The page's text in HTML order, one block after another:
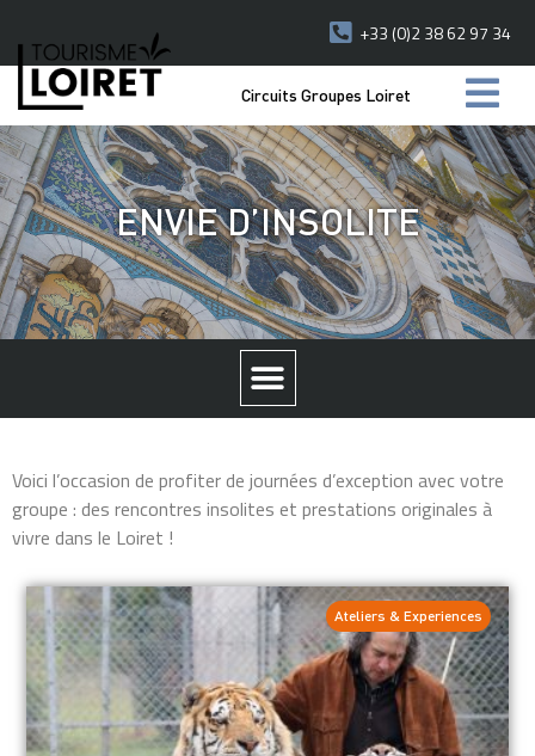
+33 (0)2 38 62 97 34
Circuits Groupes Loiret
ENVIE D’INSOLITE
Voici l’occasion de profiter de journées d’exception avec votre
groupe : des rencontres insolites et prestations originales à
vivre dans le Loiret !
Ateliers & Experiences